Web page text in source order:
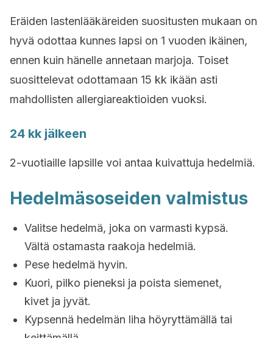
Eräiden lastenlääkäreiden suositusten mukaan on
hyvä odottaa kunnes lapsi on 1 vuoden ikäinen,
ennen kuin hänelle annetaan marjoja. Toiset
suosittelevat odottamaan 15 kk ikään asti
mahdollisten allergiareaktioiden vuoksi.
24 kk jälkeen
2-vuotiaille lapsille voi antaa kuivattuja hedelmiä.
Hedelmäsoseiden valmistus
Valitse hedelmä, joka on varmasti kypsä.
Vältä ostamasta raakoja hedelmiä.
Pese hedelmä hyvin.
Kuori, pilko pieneksi ja poista siemenet,
kivet ja jyvät.
Kypsennä hedelmän liha höyryttämällä tai